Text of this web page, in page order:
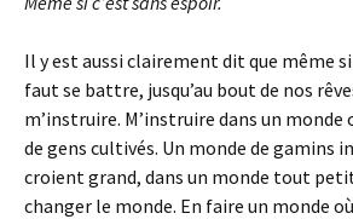
Il y est aussi clairement dit que même si
faut se battre, jusqu’au bout de nos
m’instruire. M’instruire dans un monde
de gens cultivés. Un monde de gamins
croient grand, dans un monde tout
changer le monde. En faire un monde